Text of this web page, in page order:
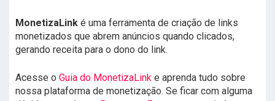
MonetizaLink é uma ferramenta de criação de links
monetizados que abrem anúncios quando clicados,
gerando receita para o dono do link.
Acesse o Guia do MonetizaLink e aprenda tudo sobre
nossa plataforma de monetização. Se ficar com alguma